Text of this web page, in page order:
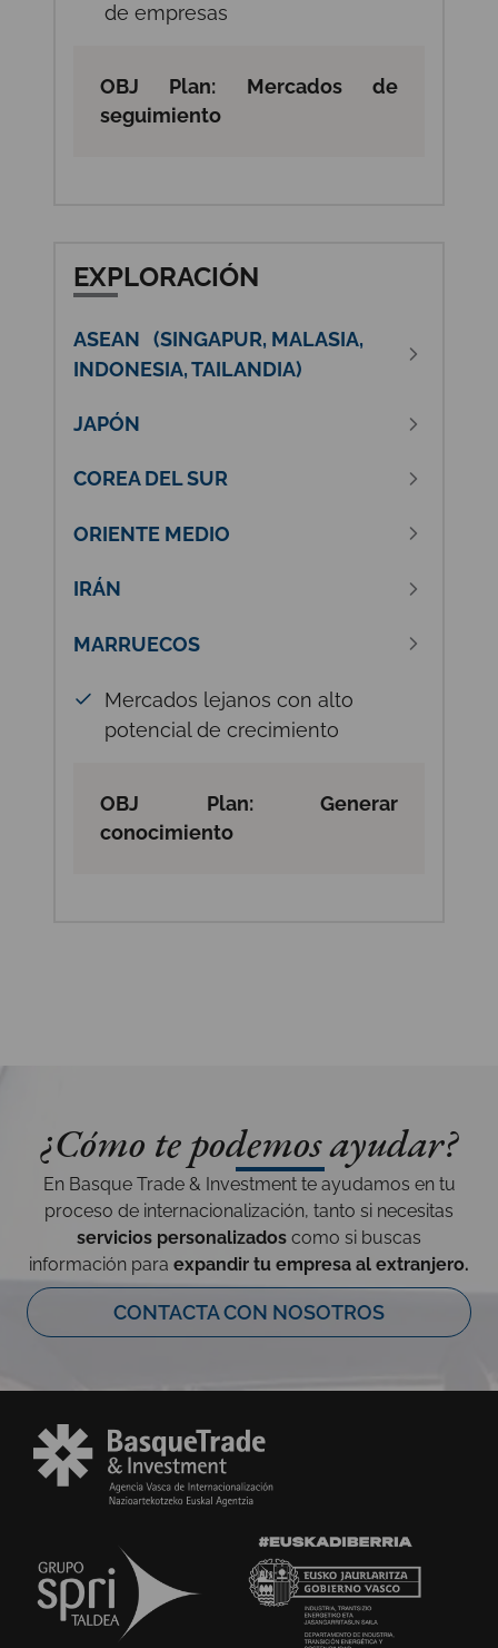
de empresas
OBJ Plan: Mercados de
seguimiento
EXPLORACIÓN
ASEAN (SINGAPUR, MALASIA,
INDONESIA, TAILANDIA)
JAPÓN
COREA DEL SUR
ORIENTE MEDIO
IRÁN
MARRUECOS
Mercados lejanos con alto
potencial de crecimiento
OBJ Plan: Generar
conocimiento
¿Cómo te podemos ayudar?
En Basque Trade & Investment te ayudamos en tu
proceso de internacionalización, tanto si necesitas
servicios personalizados como si buscas
información para expandir tu empresa al extranjero.
CONTACTA CON NOSOTROS